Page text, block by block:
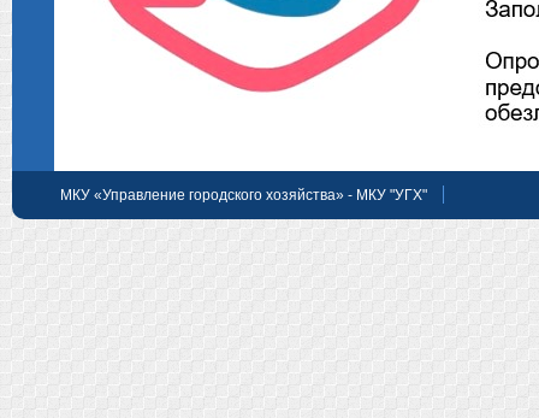
МКУ «Управление городского хозяйства» - МКУ "УГХ"